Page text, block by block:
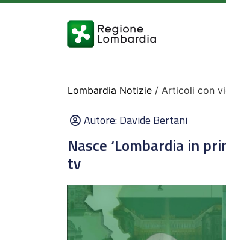
Lombardia Notizie / Articoli con
Autore:Davide Bertani
Nasce ‘Lombardia in
tv